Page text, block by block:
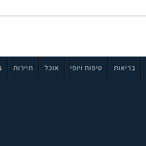
בריאות טיפוח ויופי אוכל תיירות